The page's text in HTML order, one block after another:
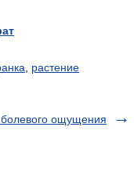
растение
болевого ощущения